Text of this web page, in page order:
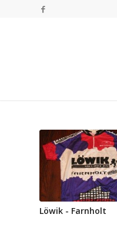
Löwik - Farnholt